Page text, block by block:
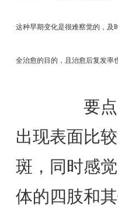
这种早期变化是很难察觉的，及
全治愈的目的，且治愈后复发率
要点
出现表面比
斑，同时感
体的四肢和